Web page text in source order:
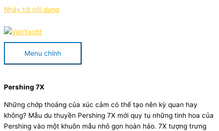
Nhảy tới nội dung
Menu chính
Pershing 7X
Những chớp thoáng của xúc cảm có thể tạo nên kỳ quan hay
không? Mẫu du thuyền Pershing 7X mới quy tụ những tinh hoa của
Pershing vào một khuôn mẫu nhỏ gọn hoàn hảo. 7X tượng trưng